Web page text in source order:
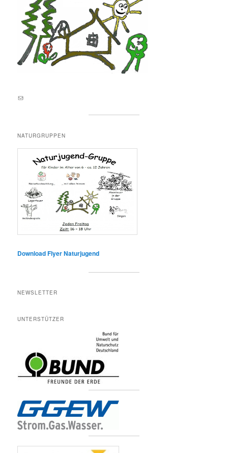
E-Mail an lernortnatur@yahoo.de
NATURGRUPPEN
Download Flyer Naturjugend
NEWSLETTER
UNTERSTÜTZER